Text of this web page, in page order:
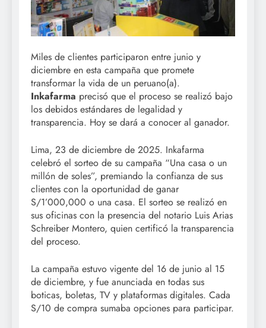
Miles de clientes participaron entre junio y
diciembre en esta campaña que promete
transformar la vida de un peruano(a).
Inkafarma precisó que el proceso se realizó bajo
los debidos estándares de legalidad y
transparencia. Hoy se dará a conocer al ganador.
Lima, 23 de diciembre de 2025. Inkafarma
celebró el sorteo de su campaña “Una casa o un
millón de soles”, premiando la confianza de sus
clientes con la oportunidad de ganar
S/1’000,000 o una casa. El sorteo se realizó en
sus oficinas con la presencia del notario Luis Arias
Schreiber Montero, quien certificó la transparencia
del proceso.
La campaña estuvo vigente del 16 de junio al 15
de diciembre, y fue anunciada en todas sus
boticas, boletas, TV y plataformas digitales. Cada
S/10 de compra sumaba opciones para participar.